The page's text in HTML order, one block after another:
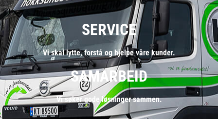
SERVICE
Vi skal lytte, forstå og hjelpe våre kunder.
SAMARBEID
Vi søker gode løsninger sammen.